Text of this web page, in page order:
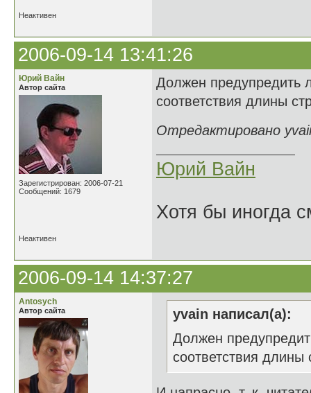
Неактивен
2006-09-14 13:41:26
Юрий Вайн
Автор сайта
Зарегистрирован: 2006-07-21
Сообщений: 1679
Должен предупредить
соответствия длины
Отредактировано
Юрий Вайн
Хотя бы иногда
Неактивен
2006-09-14 14:37:27
Antosych
Автор сайта
yvain написал(а):
Должен
соответствия длины